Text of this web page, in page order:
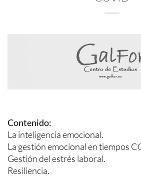
Contenido:
La inteligencia emocional.
La gestión emocional en tiempos
Gestión del estrés laboral.
Resiliencia.